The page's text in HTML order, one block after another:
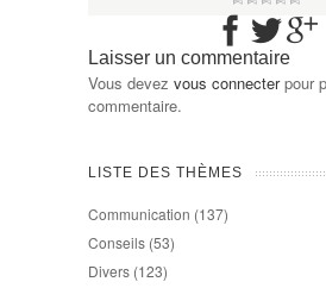
Laisser un commentaire
Vous devez vous connecterpour
commentaire.
LISTE DES THÈMES
Communication (137)
Conseils (53)
Divers (123)